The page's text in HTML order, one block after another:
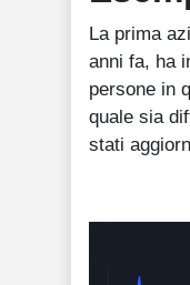
La prima
anni fa, ha
persone in
quale sia
stati